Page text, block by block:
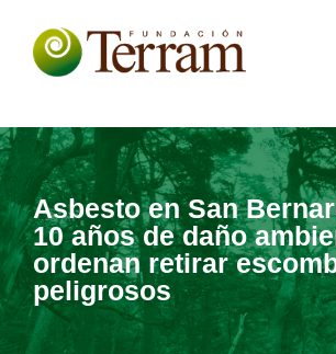
Asbesto en San
10 años de daño
ordenan retirar
peligrosos